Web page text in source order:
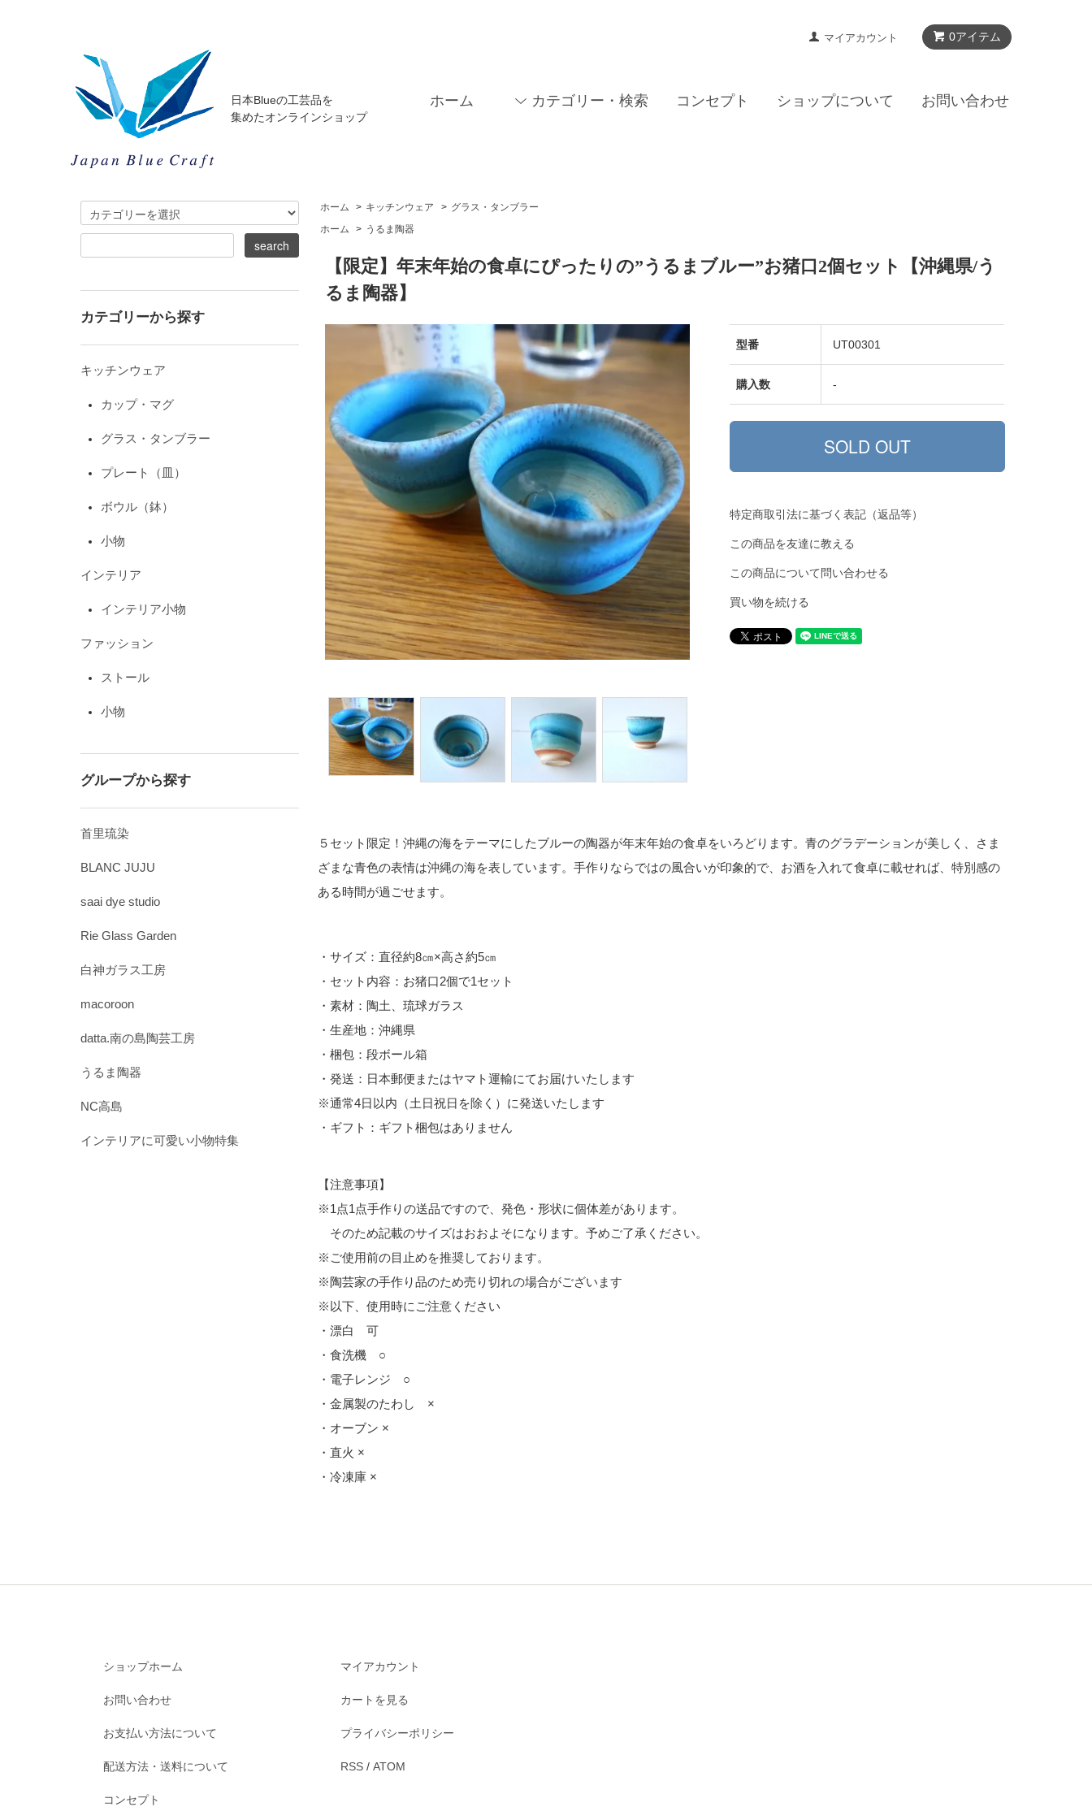
0アイテム
マイアカウント
ホーム カテゴリー・検索 コンセプト ショップについて お問い合わせ
日本Blueの工芸品を
集めたオンラインショップ
ホーム > キッチンウェア > グラス・タンブラー
ホーム
> うるま陶器
【限定】年末年始の食卓にぴったりの”うるまブルー”お猪口2個セット【沖縄県/う
るま陶器】
型番 UT00301
購入数 -
特定商取引法に基づく表記（返品等）
この商品を友達に教える
この商品について問い合わせる
買い物を続ける
５セット限定！沖縄の海をテーマにしたブルーの陶器が年末年始の食卓をいろどります。青のグラデーションが美しく、さま
ざまな青色の表情は沖縄の海を表しています。手作りならではの風合いが印象的で、お酒を入れて食卓に載せれば、特別感の
ある時間が過ごせます。
・サイズ：直径約8㎝×高さ約5㎝
・セット内容：お猪口2個で1セット
・素材：陶土、琉球ガラス
・生産地：沖縄県
・梱包：段ボール箱
・発送：日本郵便またはヤマト運輸にてお届けいたします
※通常4日以内（土日祝日を除く）に発送いたします
・ギフト：ギフト梱包はありません
【注意事項】
※1点1点手作りの送品ですので、発色・形状に個体差があります。
そのため記載のサイズはおおよそになります。予めご了承ください。
※ご使用前の目止めを推奨しております。
※陶芸家の手作り品のため売り切れの場合がございます
※以下、使用時にご注意ください
・漂白 可
・食洗機 ○
・電子レンジ ○
・金属製のたわし ×
・オーブン ×
・直火 ×
・冷凍庫 ×
カテゴリーから探す
キッチンウェア
カップ・マグ
グラス・タンブラー
プレート（皿）
ボウル（鉢）
小物
インテリア
インテリア小物
ファッション
ストール
小物
グループから探す
首里琉染
BLANC JUJU
saai dye studio
Rie Glass Garden
白神ガラス工房
macoroon
datta.南の島陶芸工房
うるま陶器
NC高島
インテリアに可愛い小物特集
ショップホーム
お問い合わせ
お支払い方法について
配送方法・送料について
コンセプト
マイアカウント
カートを見る
プライバシーポリシー
RSS /ATOM